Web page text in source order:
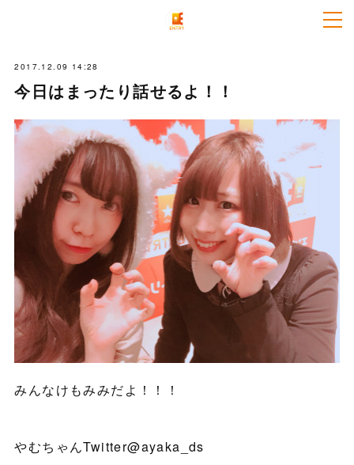
2017.12.09 14:28
今日はまったり話せるよ！！
みんなけもみみだよ！！！
やむちゃんTwitter@ayaka_ds